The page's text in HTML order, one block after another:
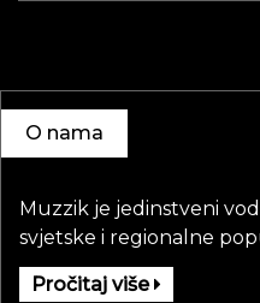
O nama
Muzzik je jedinstveni
svjetske i regionalne
Pročitaj više